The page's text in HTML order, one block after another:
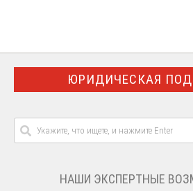
ЮРИДИЧЕСКАЯ
НАШИ ЭКСПЕРТНЫЕ